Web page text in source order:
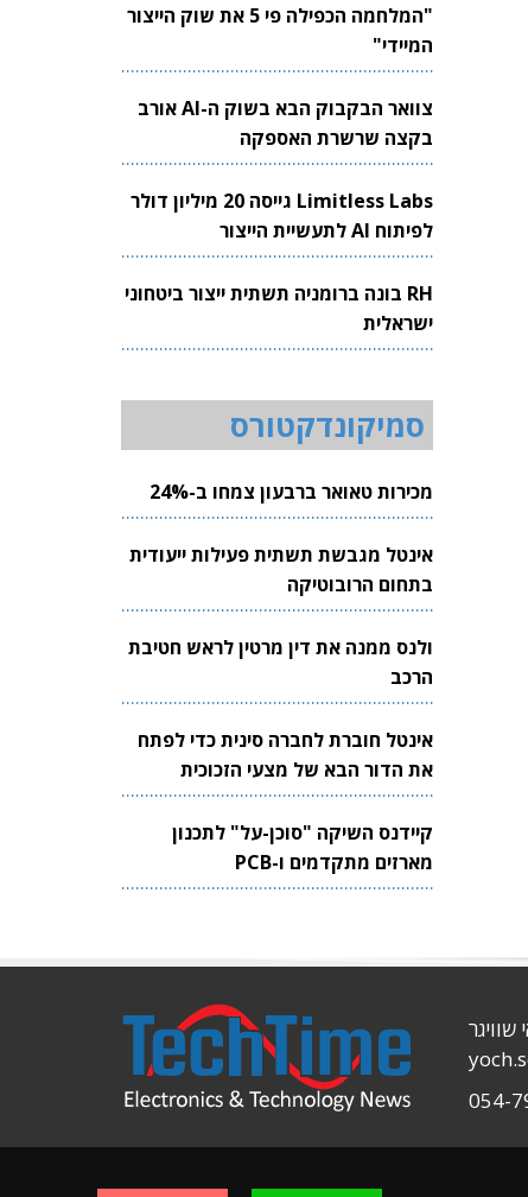
"המלחמה הכפילה פי 5 את שוק הייצור
המיידי"
צוואר הבקבוק הבא בשוק ה-AI אורב
בקצה שרשרת האספקה
Limitless Labs גייסה 20 מיליון דולר
לפיתוח AI לתעשיית הייצור
RH בונה ברומניה תשתית ייצור ביטחוני
ישראלית
סמיקונדקטורס
מכירות טאואר ברבעון צמחו ב-24%
אינטל מגבשת תשתית פעילות ייעודית
בתחום הרובוטיקה
ולנס ממנה את דין מרטין לראש חטיבת
הרכב
אינטל חוברת לחברה סינית כדי לפתח
את הדור הבא של מצעי הזכוכית
לשבבים
קיידנס השיקה "סוכן-על" לתכנון
מארזים מתקדמים ו-PCB
שוויגר
054-